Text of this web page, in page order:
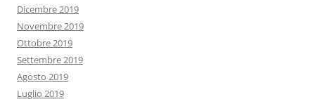
Dicembre 2019
Novembre 2019
Ottobre 2019
Settembre 2019
Agosto 2019
Luglio 2019